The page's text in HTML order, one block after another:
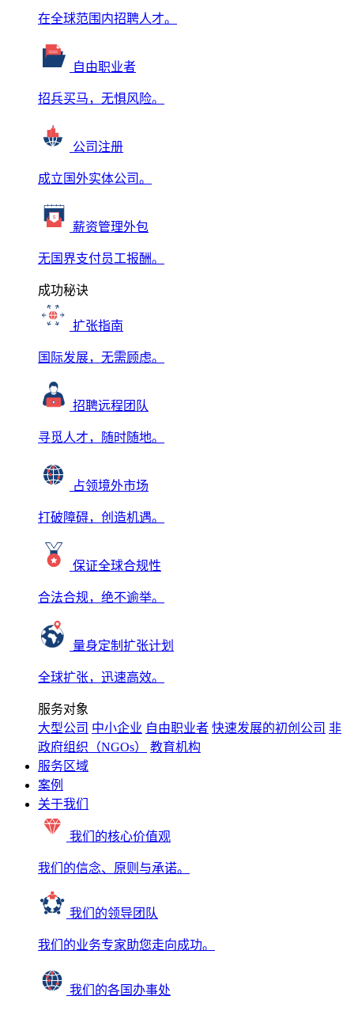
在全球范围内招聘人才。
自由职业者
招兵买马，无惧风险。
公司注册
成立国外实体公司。
薪资管理外包
无国界支付员工报酬。
成功秘诀
扩张指南
国际发展，无需顾虑。
招聘远程团队
寻觅人才，随时随地。
占领境外市场
打破障碍，创造机遇。
保证全球合规性
合法合规，绝不逾举。
量身定制扩张计划
全球扩张，迅速高效。
服务对象
大型公司 中小企业 自由职业者 快速发展的初创公司 非
政府组织（NGOs）
教育机构
服务区域
案例
关于我们
我们的核心价值观
我们的信念、原则与承诺。
我们的领导团队
我们的业务专家助您走向成功。
我们的各国办事处